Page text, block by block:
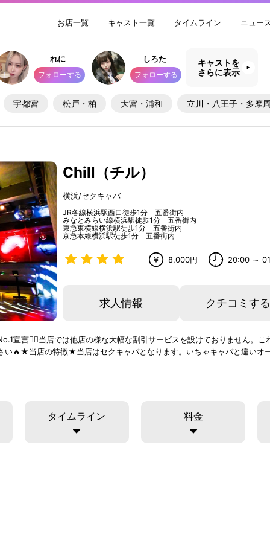
お店一覧 キャスト一覧 タイムライン ニュー
れに
フォローする
しろた
フォローする
キャストを
さらに表示
宇都宮 松戸・柏 大宮・浦和 立川・八王子・多摩
Chill（チル）
横浜/セクキャバ
JR各線横浜駅西口徒歩1分 五番街内
みなとみらい線横浜駅徒歩1分 五番街内
東急東横線横浜駅徒歩1分 五番街内
京急本線横浜駅徒歩1分 五番街内
8,000円 20:00 ～
求人情報 クチコミする
宣言👍🏻当店では他店の様な大幅な割引サービスを設けておりません。
い🔥★当店の特徴★当店はセクキャバとなります。いちゃキャバと違い
タイムライン 料金